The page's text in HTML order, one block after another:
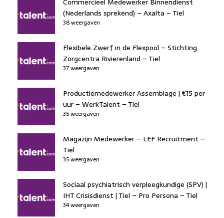
(Nederlands sprekend) – Axalta – Tiel
38 weergaven
Flexibele Zwerf in de Flexpool – Stichting
Zorgcentra Rivierenland – Tiel
37 weergaven
Productiemedewerker Assemblage | €15 per
uur – WerkTalent – Tiel
35 weergaven
Magazijn Medewerker – LEF Recruitment –
Tiel
35 weergaven
Sociaal psychiatrisch verpleegkundige (SPV) |
IHT Crisisdienst | Tiel – Pro Persona – Tiel
34 weergaven